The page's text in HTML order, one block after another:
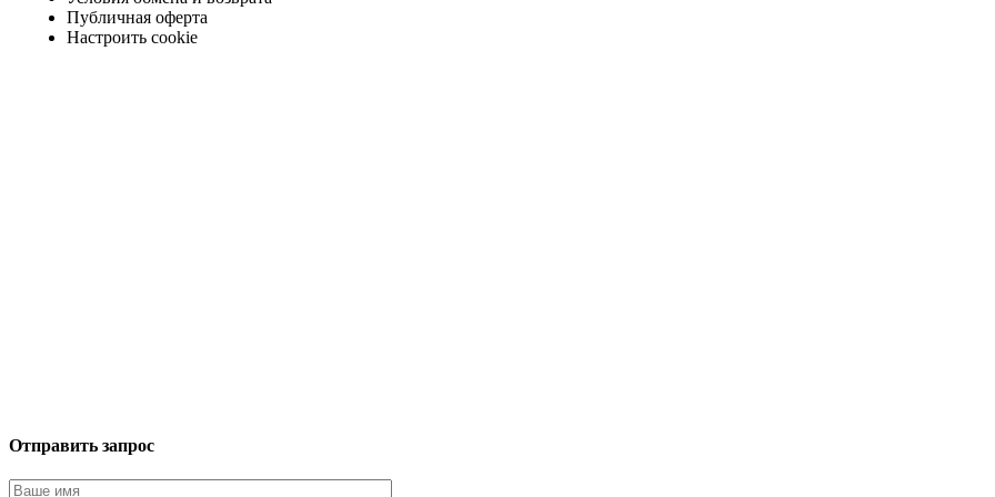
Публичная оферта
Настроить cookie
Отправить запрос